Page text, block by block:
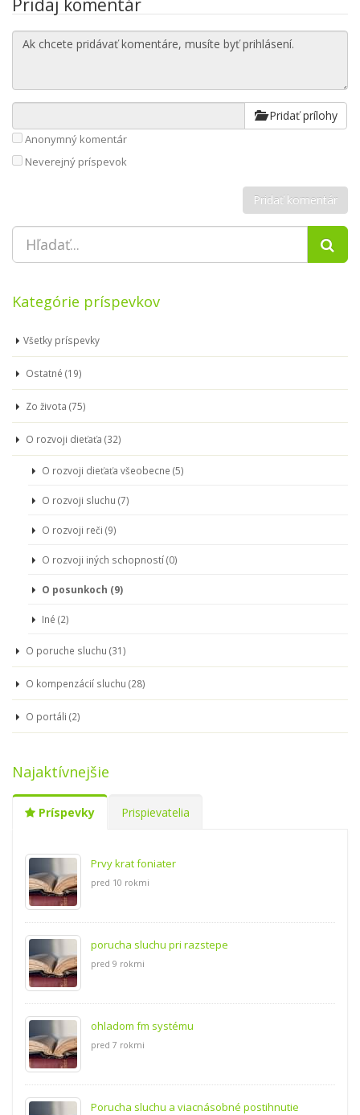
Pridaj komentár
Pridať prílohy
Anonymný komentár
Neverejný príspevok
Kategórie príspevkov
Všetky príspevky
Ostatné (19)
Zo života (75)
O rozvoji dieťaťa (32)
O rozvoji dieťaťa všeobecne (5)
O rozvoji sluchu (7)
O rozvoji reči (9)
O rozvoji iných schopností (0)
O posunkoch (9)
Iné (2)
O poruche sluchu (31)
O kompenzácií sluchu (28)
O portáli (2)
Najaktívnejšie
Príspevky Prispievatelia
Prvy krat foniater
pred 10 rokmi
porucha sluchu pri razstepe
pred 9 rokmi
ohladom fm systému
pred 7 rokmi
Porucha sluchu a viacnásobné postihnutie